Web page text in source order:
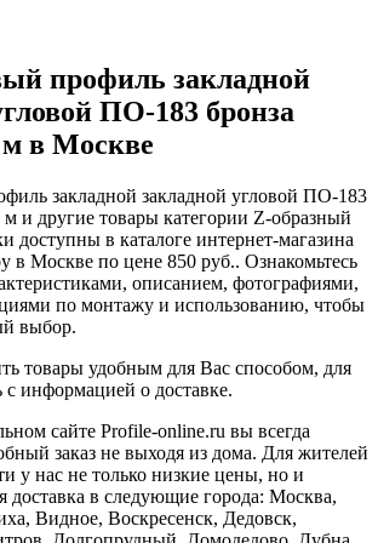
профиль закладной
ПО-183 бронза
м в Москве
закладной закладной угловой ПО-183
м и другие товары категории Z-образный
доступны в каталоге интернет-магазина
в Москве по цене 850 руб.. Ознакомьтесь
описанием, фотографиями,
по монтажу и использованию, чтобы
выбор.
товары удобным для Вас способом, для
с информацией о доставке.
сайте Profile-online.ru вы всегда
заказ не выходя из дома. Для жителей
у нас не только низкие цены, но и
доставка в следующие города: Москва,
Видное, Воскресенск, Дедовск,